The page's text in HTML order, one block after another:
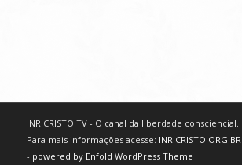
INRICRISTO.TV - O canal da liberdade consciencial.
Para mais informações acesse: INRICRISTO.ORG.BR
- powered by Enfold WordPress Theme